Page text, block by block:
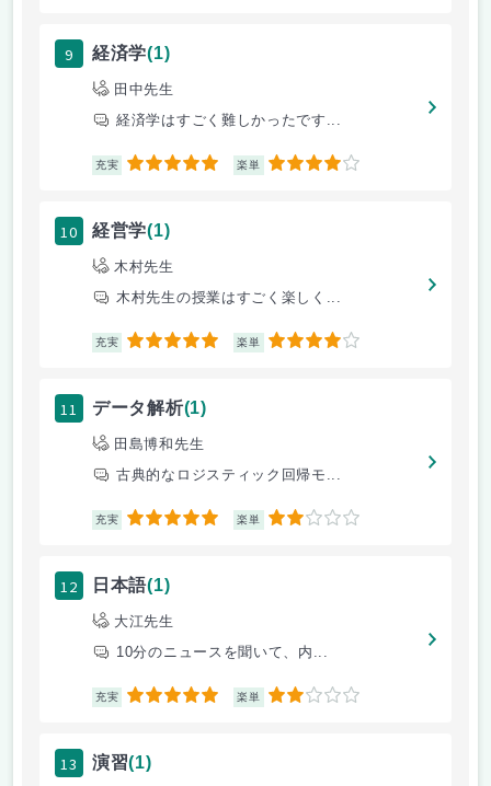
9 経済学(1)
田中先生
経済学はすごく難しかったです...
充実 5 楽単 4
10 経営学(1)
木村先生
木村先生の授業はすごく楽しく...
充実 5 楽単 4
11 データ解析(1)
田島博和先生
古典的なロジスティック回帰モ...
充実 5 楽単 2
12 日本語(1)
大江先生
10分のニュースを聞いて、内...
充実 5 楽単 2
13 演習(1)